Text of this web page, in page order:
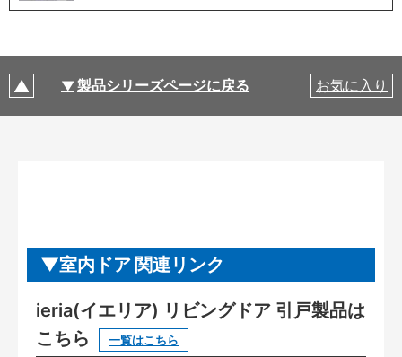
製品シリーズページに戻る お気に入り
室内ドア 関連リンク
ieria(イエリア) リビングドア 引戸製品は
こちら
一覧はこちら